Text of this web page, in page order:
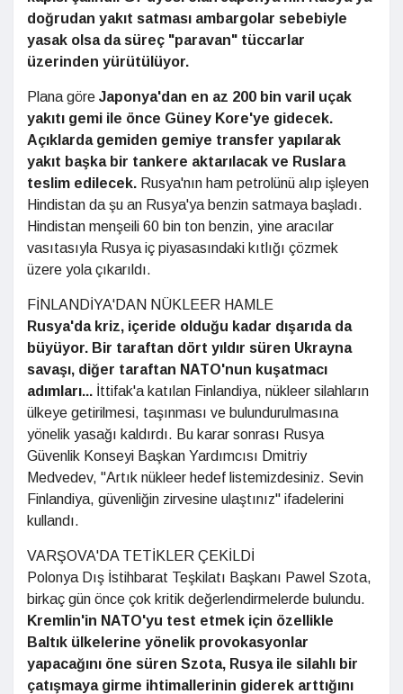
doğrudan yakıt satması ambargolar sebebiyle
yasak olsa da süreç "paravan" tüccarlar
üzerinden yürütülüyor.
Plana göre Japonya'dan en az 200 bin varil uçak
yakıtı gemi ile önce Güney Kore'ye gidecek.
Açıklarda gemiden gemiye transfer yapılarak
yakıt başka bir tankere aktarılacak ve Ruslara
teslim edilecek. Rusya'nın ham petrolünü alıp işleyen
Hindistan da şu an Rusya'ya benzin satmaya başladı.
Hindistan menşeili 60 bin ton benzin, yine aracılar
vasıtasıyla Rusya iç piyasasındaki kıtlığı çözmek
üzere yola çıkarıldı.
FİNLANDİYA'DAN NÜKLEER HAMLE
Rusya'da kriz, içeride olduğu kadar dışarıda da
büyüyor. Bir taraftan dört yıldır süren Ukrayna
savaşı, diğer taraftan NATO'nun kuşatmacı
adımları... İttifak'a katılan Finlandiya, nükleer silahların
ülkeye getirilmesi, taşınması ve bulundurulmasına
yönelik yasağı kaldırdı. Bu karar sonrası Rusya
Güvenlik Konseyi Başkan Yardımcısı Dmitriy
Medvedev, "Artık nükleer hedef listemizdesiniz. Sevin
Finlandiya, güvenliğin zirvesine ulaştınız" ifadelerini
kullandı.
VARŞOVA'DA TETİKLER ÇEKİLDİ
Polonya Dış İstihbarat Teşkilatı Başkanı Pawel Szota,
birkaç gün önce çok kritik değerlendirmelerde bulundu.
Kremlin'in NATO'yu test etmek için özellikle
Baltık ülkelerine yönelik provokasyonlar
yapacağını öne süren Szota, Rusya ile silahlı bir
çatışmaya girme ihtimallerinin giderek arttığını